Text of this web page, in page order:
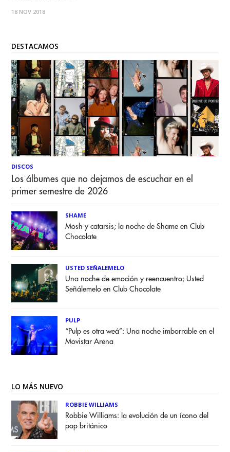
18 NOV 2018
DESTACAMOS
DISCOS
Los álbumes que no dejamos de escuchar en el
primer semestre de 2026
SHAME
Mosh y catarsis; la noche de Shame en Club
Chocolate
USTED SEÑALEMELO
Una noche de emoción y reencuentro; Usted
Señálemelo en Club Chocolate
PULP
“Pulp es otra weá”: Una noche imborrable en el
Movistar Arena
LO MÁS NUEVO
ROBBIE WILLIAMS
Robbie Williams: la evolución de un ícono del
pop británico